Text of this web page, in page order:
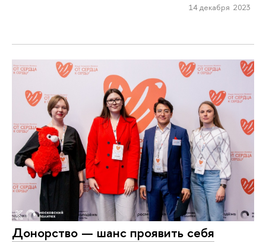
14 декабря 2023
Донорство — шанс проявить себя